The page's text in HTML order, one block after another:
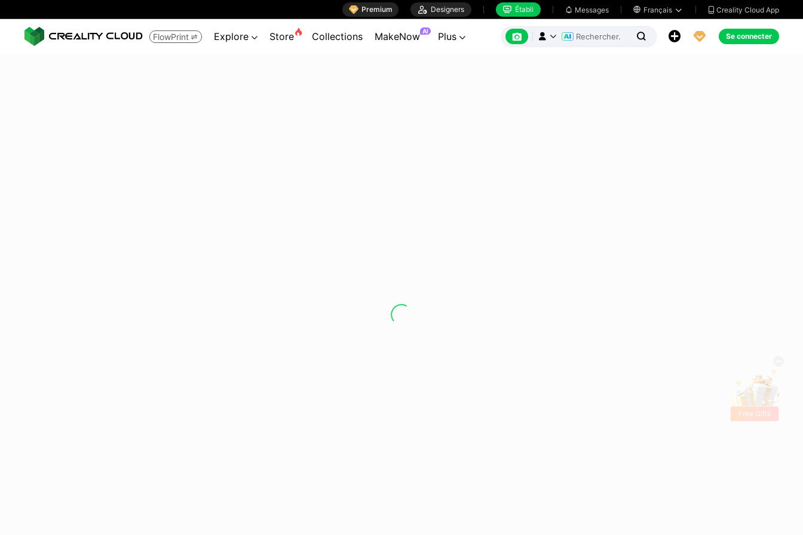
 Premium  Designers  Établi  Messages  Français   Creality Cloud App
FlowPrint  Explore  Store Collections MakeNow AI Plus        Se connecter
Free Gifts